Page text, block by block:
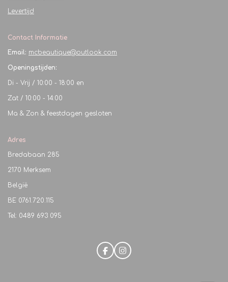
Levertijd
Contact Informatie
Email: mcbeautique@outlook.com
Openingstijden:
Di - Vrij / 10:00 - 18:00 en
Zat / 10:00 - 14:00
Ma & Zon & feestdagen gesloten
Adres
Bredabaan 285
2170 Merksem
België
BE 0761.720.115
Tel: 0489 693 095
F
a
I
n